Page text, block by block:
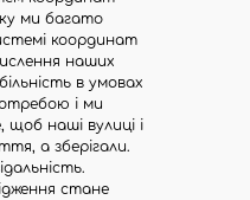
ми багато
координат
наших
в умовах
і ми
наші вулиці і
а зберігали.
стане